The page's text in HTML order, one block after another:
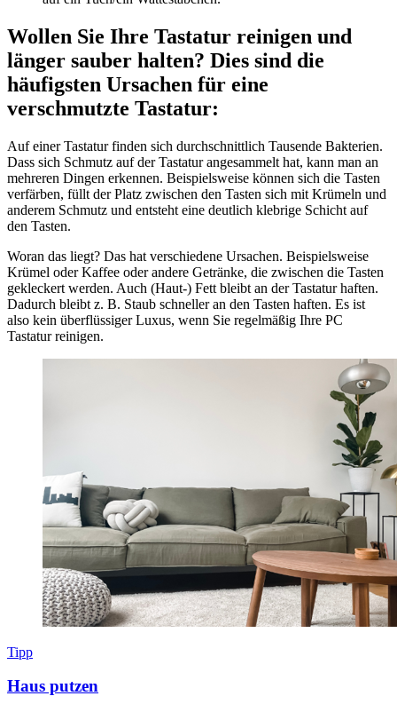
Wollen Sie Ihre Tastatur reinigen und
länger sauber halten? Dies sind die
häufigsten Ursachen für eine
verschmutzte Tastatur:
Auf einer Tastatur finden sich durchschnittlich Tausende Bakterien.
Dass sich Schmutz auf der Tastatur angesammelt hat, kann man an
mehreren Dingen erkennen. Beispielsweise können sich die Tasten
verfärben, füllt der Platz zwischen den Tasten sich mit Krümeln und
anderem Schmutz und entsteht eine deutlich klebrige Schicht auf
den Tasten.
Woran das liegt? Das hat verschiedene Ursachen. Beispielsweise
Krümel oder Kaffee oder andere Getränke, die zwischen die Tasten
gekleckert werden. Auch (Haut-) Fett bleibt an der Tastatur haften.
Dadurch bleibt z. B. Staub schneller an den Tasten haften. Es ist
also kein überflüssiger Luxus, wenn Sie regelmäßig Ihre PC
Tastatur reinigen.
Tipp
Haus putzen